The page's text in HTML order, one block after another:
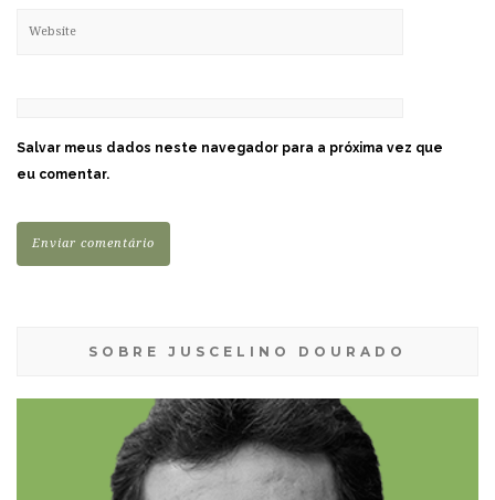
Salvar meus dados neste navegador para a próxima vez que
eu comentar.
SOBRE JUSCELINO DOURADO